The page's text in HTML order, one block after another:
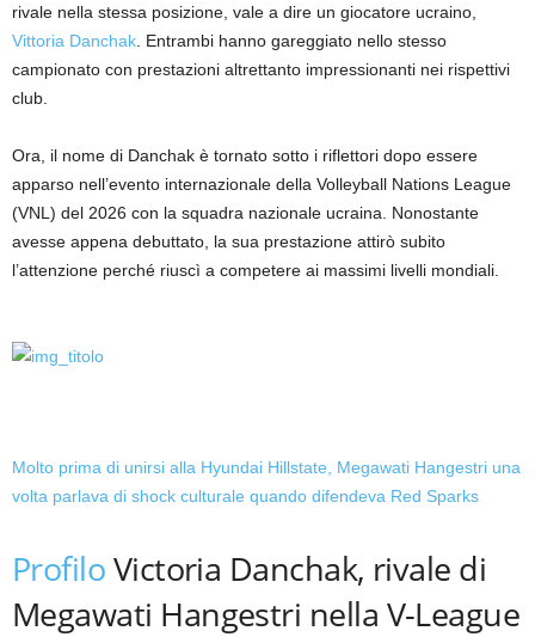
rivale nella stessa posizione, vale a dire un giocatore ucraino,
Vittoria Danchak . Entrambi hanno gareggiato nello stesso
campionato con prestazioni altrettanto impressionanti nei rispettivi
club.
Ora, il nome di Danchak è tornato sotto i riflettori dopo essere
apparso nell’evento internazionale della Volleyball Nations League
(VNL) del 2026 con la squadra nazionale ucraina. Nonostante
avesse appena debuttato, la sua prestazione attirò subito
l’attenzione perché riuscì a competere ai massimi livelli mondiali.
Molto prima di unirsi alla Hyundai Hillstate, Megawati Hangestri una
volta parlava di shock culturale quando difendeva Red Sparks
ProfiloVictoria Danchak, rivale di
Megawati Hangestri nella V-League